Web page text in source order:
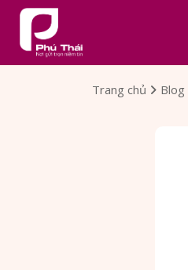
Trang chủ Blog